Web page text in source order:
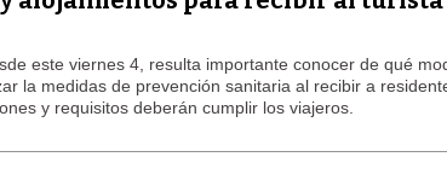
este viernes 4, resulta importante conocer de qué
la medidas de prevención sanitaria al recibir a
y requisitos deberán cumplir los viajeros.